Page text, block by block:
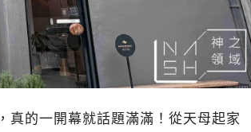
，真的一開幕就話題滿滿！從天母起家